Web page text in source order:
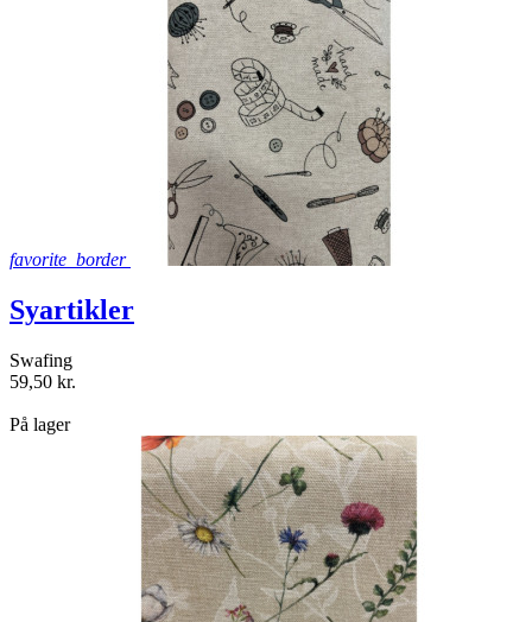
favorite_border
Syartikler
Swafing
59,50 kr.
På lager